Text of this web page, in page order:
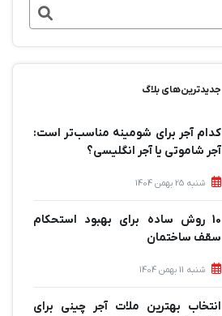
جدیدترین‌های بلاگ
کدام آجر برای شومینه مناسب‌تر است:
آجر شاموتی یا آجر انگلیسی؟
شنبه 25 بهمن 1404
10 روش ساده برای بهبود استحکام
سقف ساختمان
شنبه 11 بهمن 1404
انتخاب بهترین ملات آجر چینی برای